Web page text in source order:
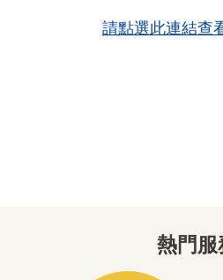
請點選此連結查
熱門服